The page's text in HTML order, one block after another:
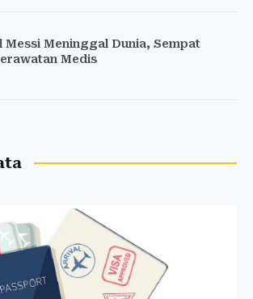
Messi Meninggal Dunia, Sempat
Medis